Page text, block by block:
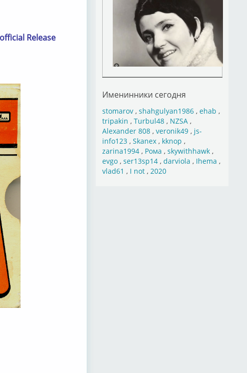
Release
Именинники сегодня
stomarov, shahgulyan1986, ehab ,
tripakin , Turbul48, NZSA,
Alexander 808, veronik49, js-
info123, Skanex, kknop ,
zarina1994, Рома , skywithhawk,
evgo, ser13sp14, darviola , Ihema ,
vlad61 , I not, 2020